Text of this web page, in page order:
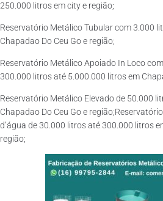
250.000 litros em city e região;
Reservatório Metálico Tubular com 3.000
Chapadao Do Ceu Go e região;
Reservatório Metálico Apoiado In Loco
300.000 litros até 5.000.000 litros em
Reservatório Metálico Elevado de 50.000
Chapadao Do Ceu Go e
d’água de 30.000 litros até 300.000 litros
região;